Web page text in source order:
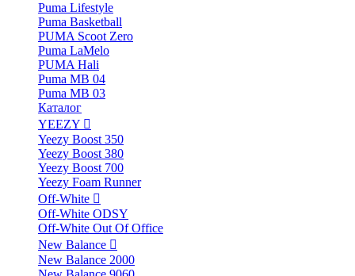
Puma Lifestyle
Puma Basketball
PUMA Scoot Zero
Puma LaMelo
PUMA Hali
Puma MB 04
Puma MB 03
Каталог
YEEZY
Yeezy Boost 350
Yeezy Boost 380
Yeezy Boost 700
Yeezy Foam Runner
Off-White
Off-White ODSY
Off-White Out Of Office
New Balance
New Balance 2000